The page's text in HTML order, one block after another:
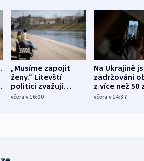
„Musíme zapojit
ženy.“ Litevští
politici zvažují
dohodu o
včera v 16:00
Na Ukrajině
zadržováni
z více než 50
Bojovali na
včera v 14:37